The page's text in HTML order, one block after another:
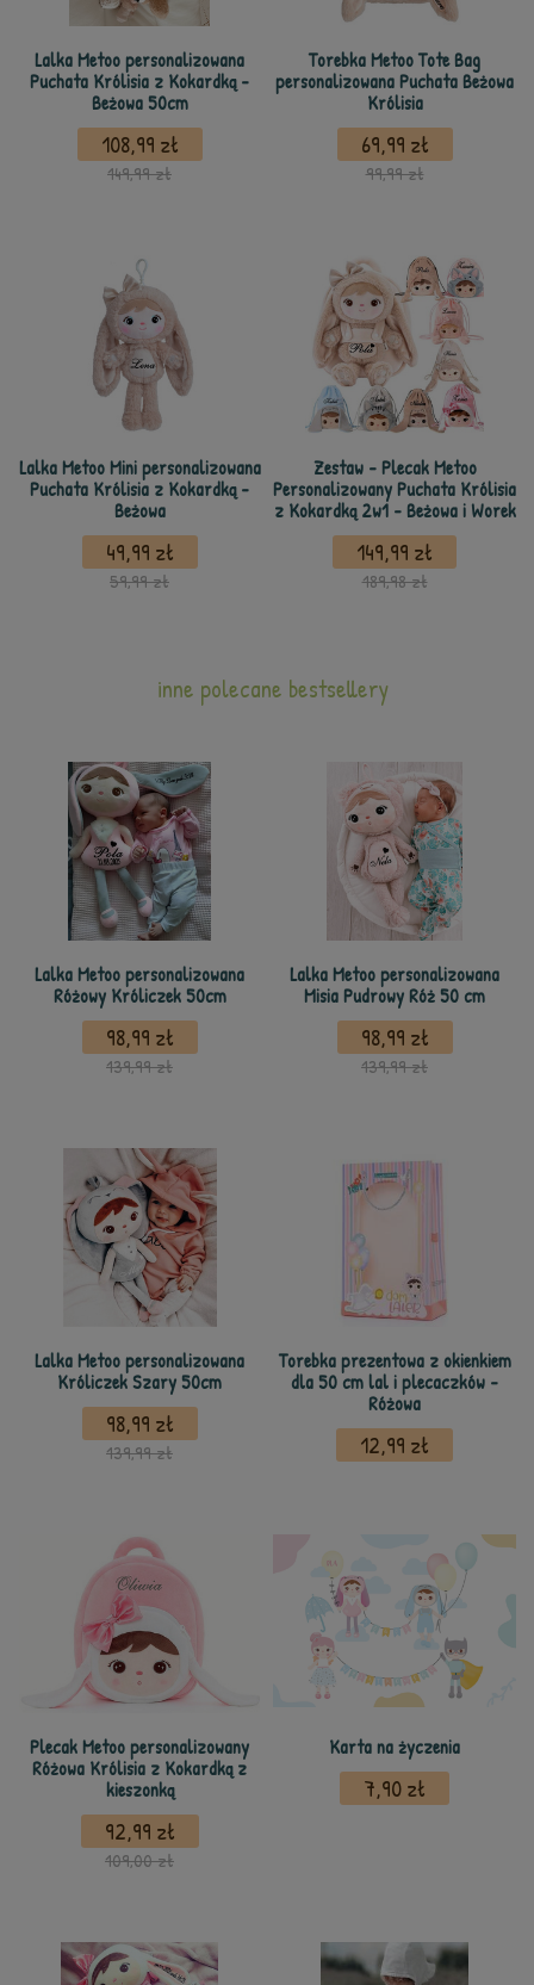
Lalka Metoo personalizowana
Puchata Królisia z Kokardką -
Beżowa 50cm
108,99 zł
149,99 zł
Torebka Metoo Tote Bag
personalizowana Puchata Beżowa
Królisia
69,99 zł
99,99 zł
Lalka Metoo Mini personalizowana
Puchata Królisia z Kokardką -
Beżowa
49,99 zł
59,99 zł
Zestaw - Plecak Metoo
Personalizowany Puchata Królisia
z Kokardką 2w1 - Beżowa i Worek
149,99 zł
189,98 zł
inne polecane bestsellery
Lalka Metoo personalizowana
Różowy Króliczek 50cm
98,99 zł
139,99 zł
Lalka Metoo personalizowana
Misia Pudrowy Róż 50 cm
98,99 zł
139,99 zł
Lalka Metoo personalizowana
Króliczek Szary 50cm
98,99 zł
139,99 zł
Torebka prezentowa z okienkiem
dla 50 cm lal i plecaczków -
Różowa
12,99 zł
Plecak Metoo personalizowany
Różowa Królisia z Kokardką z
kieszonką
92,99 zł
109,00 zł
Karta na życzenia
7,90 zł